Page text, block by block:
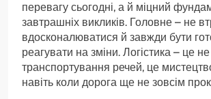
перевагу сьогодні, а й міцний
завтрашніх викликів. Головне – не
вдосконалюватися й завжди бути
реагувати на зміни. Логістика – це
транспортування речей, це
навіть коли дорога ще не зовсім